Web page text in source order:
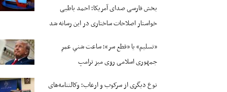
بخش فارسی صدای آمریکا؛ احمد باطبی
خواستار اصلاحات ساختاری در این رسانه شد
«تسلیم» یا «قطع سر»؛ ساعت شنیِ عمرِ
جمهوری اسلامی روی میز ترامپ
نوع دیگری از سرکوب و ارعاب؛ وکالتنامه‌های